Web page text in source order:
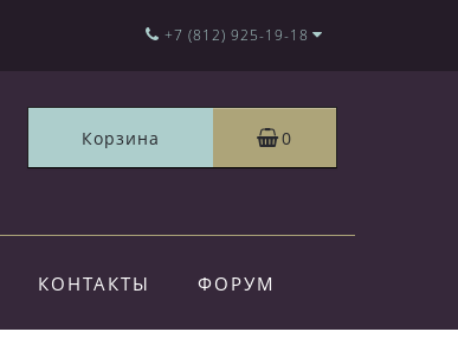
+7 (812) 925-19-18
Корзина 0
КОНТАКТЫ ФОРУМ